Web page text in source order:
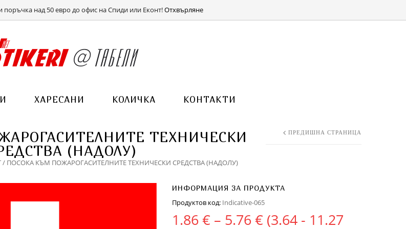
над 50 евро до офис на Спиди или Еконт!Отхвърляне
ВХОД РЕГИСТРАЦИЯ
ХАРЕСАНИ КОЛИЧКА КОНТАКТИ
ТЕХНИЧЕСКИ
(НАДОЛУ)
/ ПОСОКА КЪМ ПОЖАРОГАСИТЕЛНИТЕ ТЕХНИЧЕСКИ СРЕДСТВА (НАДОЛУ)
ПРЕДИШНА СТРАНИЦА
ИНФОРМАЦИЯ ЗА ПРОДУКТА
Продуктов код: Indicative-065
1.86 € – 5.76 € Price range: 1.86 €
(3.64 - 11.27